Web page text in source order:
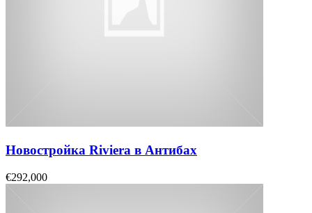
Новостройка Riviera в Антибах
€292,000